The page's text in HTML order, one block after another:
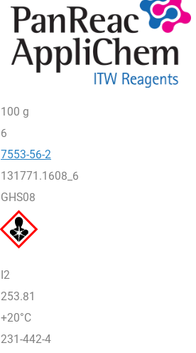
100 g
6
7553-56-2
131771.1608_6
GHS08
I2
253.81
+20°C
231-442-4